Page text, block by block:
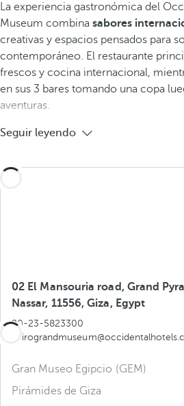
La experiencia gastronómica del
Museum combina sabores
creativas y espacios pensados para
contemporáneo. El restaurante
frescos y cocina internacional,
en sus 3 bares tomando una copa
aventuras.
Seguir leyendo
02 El Mansouria road, Grand
Nassar, 11556, Giza, Egypt
20-23-5823300
Gran Museo Egipcio (GEM)
Pirámides de Giza